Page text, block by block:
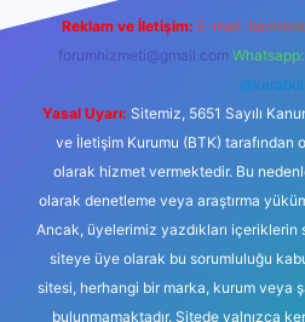
Reklam ve İletişim: E-mail:
forumhizmeti@gmail.com
@karabul
Yasal Uyarı: Sitemiz, 5651 Sayılı
ve İletişim Kurumu (BTK) tarafından
olarak hizmet vermektedir. Bu
olarak denetleme veya araştırma
Ancak, üyelerimiz yazdıkları içeriklerin
siteye üye olarak bu sorumluluğu
sitesi, herhangi bir marka, kurum veya
bulunmamaktadır. Sitede yalnızca